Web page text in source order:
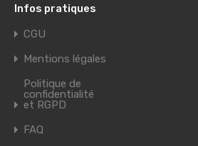
Infos pratiques
CGU
Mentions légales
Politique de
confidentialité
et RGPD
FAQ